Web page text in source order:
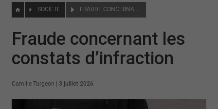
SOCIÉTÉ FRAUDE CONCERNANT LES CONSTATS D’INFRACTION
Fraude concernant les
constats d’infraction
Camille Turgeon 3 juillet 2026